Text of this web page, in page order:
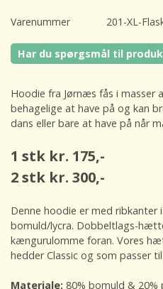
Varenummer 201-XL-
Har du spørgsmål til
Hoodie fra Jørnæs fås i masser
behagelige at have på og kan
dans eller bare at have på når
1 stk kr. 175,-
2 stk kr. 300,-
Denne hoodie er med
bomuld/lycra. Dobbeltlags-
kængurulomme foran. Vores
hedder Classic og som passer
Materiale: 80% bomuld & 20%